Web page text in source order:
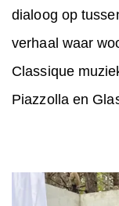
dialoog op
verhaal waar
Classique
Piazzolla en